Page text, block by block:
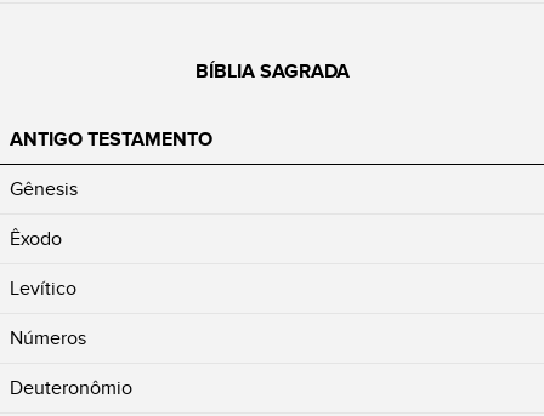
BÍBLIA SAGRADA
ANTIGO TESTAMENTO
Gênesis
Êxodo
Levítico
Números
Deuteronômio